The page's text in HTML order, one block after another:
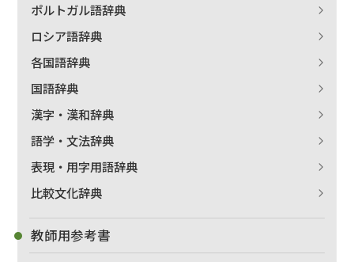
ポルトガル語辞典
ロシア語辞典
各国語辞典
国語辞典
漢字・漢和辞典
語学・文法辞典
表現・用字用語辞典
比較文化辞典
教師用参考書